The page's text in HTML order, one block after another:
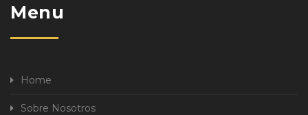
Menu
Home
Sobre Nosotros